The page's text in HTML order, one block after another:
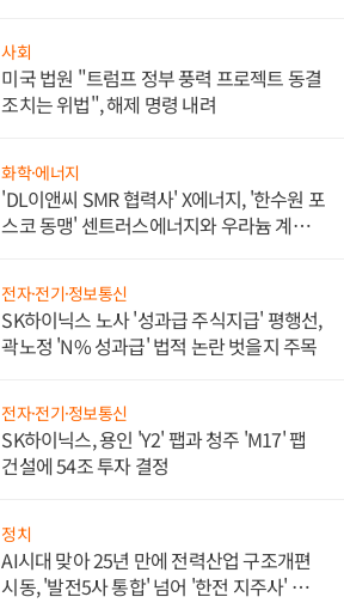
사회
미국 법원 "트럼프 정부 풍력 프로젝트 동결
조치는 위법", 해제 명령 내려
화학·에너지
'DL이앤씨 SMR 협력사' X에너지, '한수원 포
스코 동맹' 센트러스에너지와 우라늄 계약
전자·전기·정보통신
SK하이닉스 노사 '성과급 주식지급' 평행선,
곽노정 'N% 성과급' 법적 논란 벗을지 주목
전자·전기·정보통신
SK하이닉스, 용인 'Y2' 팹과 청주 'M17' 팹
건설에 54조 투자 결정
정치
AI시대 맞아 25년 만에 전력산업 구조개편
시동, '발전5사 통합' 넘어 '한전 지주사' 재편